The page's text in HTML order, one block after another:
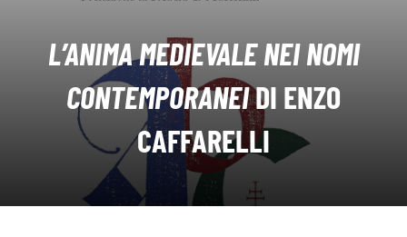
L’ANIMA MEDIEVALE NEI NOMI
CONTEMPORANEIDI ENZO
CAFFARELLI